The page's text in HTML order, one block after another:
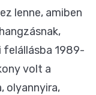
lenne, amiben
1989-
volt a
olyannyira,